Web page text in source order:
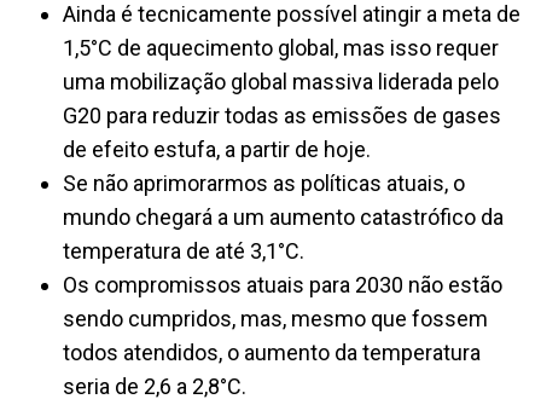
Ainda é tecnicamente possível atingir a meta de
1,5°C de aquecimento global, mas isso requer
uma mobilização global massiva liderada pelo
G20 para reduzir todas as emissões de gases
de efeito estufa, a partir de hoje.
Se não aprimorarmos as políticas atuais, o
mundo chegará a um aumento catastrófico da
temperatura de até 3,1°C.
Os compromissos atuais para 2030 não estão
sendo cumpridos, mas, mesmo que fossem
todos atendidos, o aumento da temperatura
seria de 2,6 a 2,8°C.